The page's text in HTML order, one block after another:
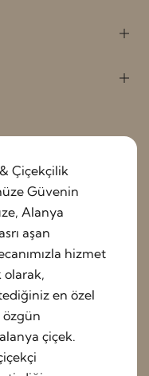
Çiçekçilik
Güvenin
Alanya
aşan
hizmet
en özel
özgün
çiçek.